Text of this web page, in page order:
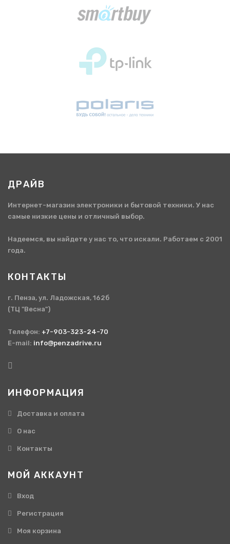
ДРАЙВ
Интернет-магазин электроники и бытовой техники. У нас
самые низкие цены и отличный выбор.
Надеемся, вы найдете у нас то, что искали. Работаем с 2001
года.
КОНТАКТЫ
г. Пенза, ул. Ладожская, 162б
(ТЦ "Весна")
Телефон: +7-903-323-24-70
E-mail: info@penzadrive.ru
ИНФОРМАЦИЯ
Доставка и оплата
О нас
Контакты
МОЙ АККАУНТ
Вход
Регистрация
Моя корзина